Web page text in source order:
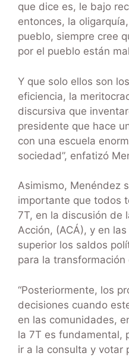
que dice es, le bajo
entonces, la
pueblo, siempre cree
por el pueblo están
Y que solo ellos son
eficiencia, la
discursiva que
presidente que hace
con una escuela
sociedad”, enfatizó
Asimismo, Menéndez
importante que todos
7T, en la discusión de
Acción, (ACÁ), y en
superior los saldos
para la
“Posteriormente, los
decisiones cuando
en las comunidades,
la 7T es fundamental,
ir a la consulta y votar